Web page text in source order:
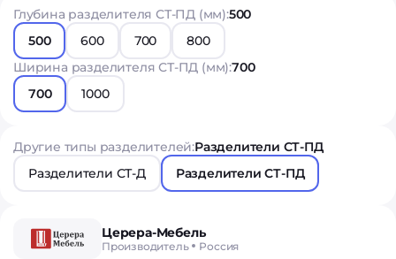
Глубина разделителя СТ-ПД (мм):500
500
600 700
800
Ширина разделителя СТ-ПД (мм):700
700
1000
Другие типы разделителей:Разделители СТ-ПД
Разделители СТ-Д
Разделители СТ-ПД
Церера-Мебель
Производитель Россия